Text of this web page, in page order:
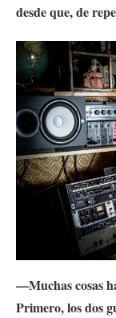
desde que, de
—Muchas cosas
Primero, los dos